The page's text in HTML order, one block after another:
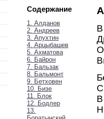
Содержание
1. Алданов
2. Андреев
3. Апухтин
4. Арцыбашев
5. Ахматова
6. Байрон
7. Бальзак
8. Бальмонт
9. Бетховен
10. Бизе
11. Блок
12. Бодлер
13.